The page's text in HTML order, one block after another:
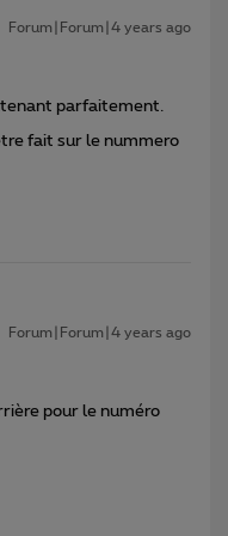
Forum|Forum|4 years ago
parfaitement.
fait sur le nummero
Forum|Forum|4 years ago
pour le numéro